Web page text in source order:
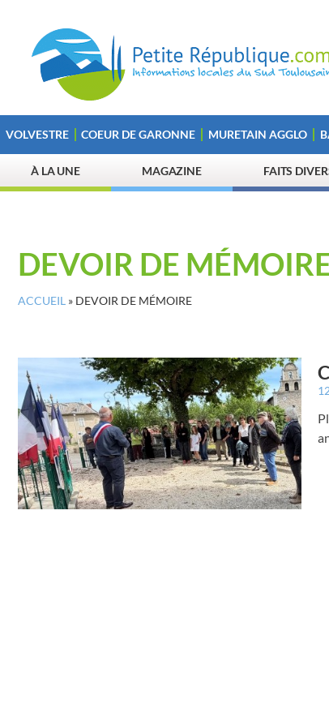
VOLVESTRE COEUR DE GARONNE MURETAIN AGGLO
À LA UNE MAGAZINE FAITS
DEVOIR DE
ACCUEIL » DEVOIR DE MÉMOIRE